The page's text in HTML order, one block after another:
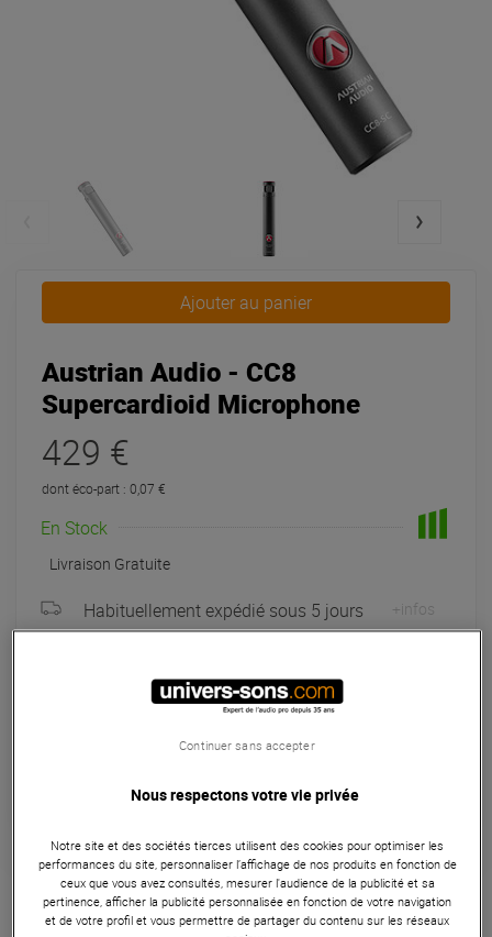
Ajouter au panier
Austrian Audio - CC8
Supercardioid Microphone
429 €
dont éco-part : 0,07 €
En Stock
Livraison Gratuite
Habituellement expédié sous 5 jours +infos
à Univers-sons
/ mois
Coût de financement :
Garantie 3 ans
Eligible à la Garantie Sérénité
Nous respectons votre vie privée
Notre site et des sociétés tierces utilisent des cookies pour optimiser les
performances du site, personnaliser l’affichage de nos produits en fonction de
ceux que vous avez consultés, mesurer l'audience de la publicité et sa
pertinence, afficher la publicité personnalisée en fonction de votre navigation
et de votre profil et vous permettre de partager du contenu sur les réseaux
Continuer sans accepter